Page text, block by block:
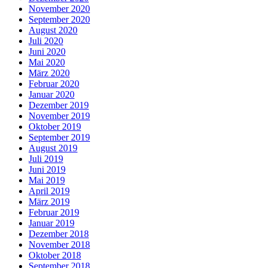
November 2020
September 2020
August 2020
Juli 2020
Juni 2020
Mai 2020
März 2020
Februar 2020
Januar 2020
Dezember 2019
November 2019
Oktober 2019
September 2019
August 2019
Juli 2019
Juni 2019
Mai 2019
April 2019
März 2019
Februar 2019
Januar 2019
Dezember 2018
November 2018
Oktober 2018